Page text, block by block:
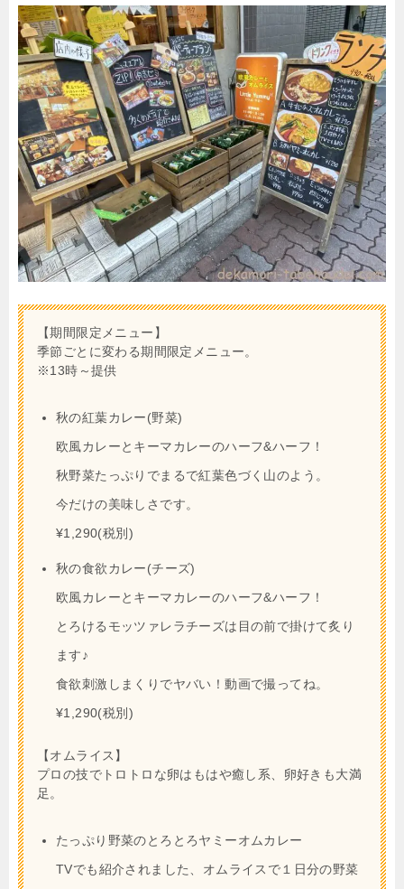
【期間限定メニュー】
季節ごとに変わる期間限定メニュー。
※13時～提供
秋の紅葉カレー(野菜)
欧風カレーとキーマカレーのハーフ&ハーフ！
秋野菜たっぷりでまるで紅葉色づく山のよう。
今だけの美味しさです。
¥1,290(税別)
秋の食欲カレー(チーズ)
欧風カレーとキーマカレーのハーフ&ハーフ！
とろけるモッツァレラチーズは目の前で掛けて炙り
ます♪
食欲刺激しまくりでヤバい！動画で撮ってね。
¥1,290(税別)
【オムライス】
プロの技でトロトロな卵はもはや癒し系、卵好きも大満
足。
たっぷり野菜のとろとろヤミーオムカレー
TVでも紹介されました、オムライスで１日分の野菜